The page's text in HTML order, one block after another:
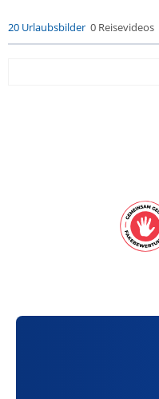
20 Urlaubsbilder 0 Reisevideos